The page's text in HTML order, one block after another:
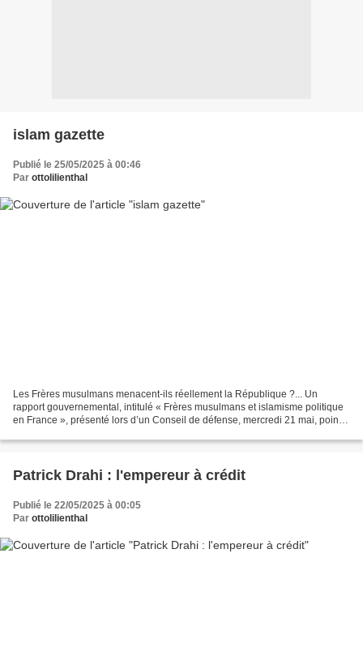
islam gazette
Publié le 25/05/2025 à 00:46
Par ottolilienthal
Les Frères musulmans menacent-ils réellement la République ?... Un
rapport gouvernemental, intitulé « Frères musulmans et islamisme politique
en France », présenté lors d’un Conseil de défense, mercredi 21 mai, pointe
Patrick Drahi : l'empereur à crédit
Publié le 22/05/2025 à 00:05
Par ottolilienthal